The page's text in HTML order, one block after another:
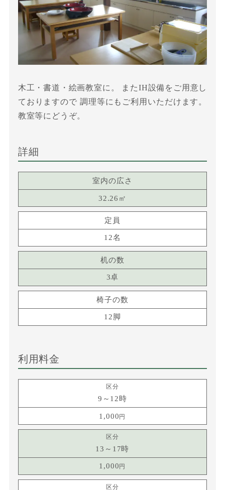
木工・書道・絵画教室に。 またIH設備をご用意し
ておりますので 調理等にもご利用いただけます。
教室等にどうぞ。
詳細
室内の広さ
32.26㎡
定員
12名
机の数
3卓
椅子の数
12脚
利用料金
9～12時
1,000
13～17時
1,000